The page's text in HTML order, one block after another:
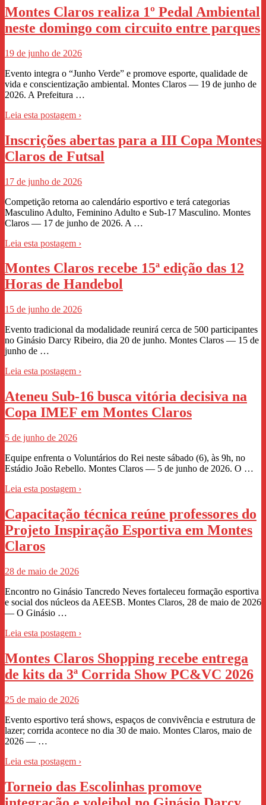
Montes Claros realiza 1º Pedal Ambiental
neste domingo com circuito entre parques
19 de junho de 2026
Evento integra o “Junho Verde” e promove esporte, qualidade de
vida e conscientização ambiental. Montes Claros — 19 de junho de
2026. A Prefeitura …
Leia esta postagem ›
Inscrições abertas para a III Copa Montes
Claros de Futsal
17 de junho de 2026
Competição retorna ao calendário esportivo e terá categorias
Masculino Adulto, Feminino Adulto e Sub-17 Masculino. Montes
Claros — 17 de junho de 2026. A …
Leia esta postagem ›
Montes Claros recebe 15ª edição das 12
Horas de Handebol
15 de junho de 2026
Evento tradicional da modalidade reunirá cerca de 500 participantes
no Ginásio Darcy Ribeiro, dia 20 de junho. Montes Claros — 15 de
junho de …
Leia esta postagem ›
Ateneu Sub-16 busca vitória decisiva na
Copa IMEF em Montes Claros
5 de junho de 2026
Equipe enfrenta o Voluntários do Rei neste sábado (6), às 9h, no
Estádio João Rebello. Montes Claros — 5 de junho de 2026. O …
Leia esta postagem ›
Capacitação técnica reúne professores do
Projeto Inspiração Esportiva em Montes
Claros
28 de maio de 2026
Encontro no Ginásio Tancredo Neves fortaleceu formação esportiva
e social dos núcleos da AEESB. Montes Claros, 28 de maio de 2026
— O Ginásio …
Leia esta postagem ›
Montes Claros Shopping recebe entrega
de kits da 3ª Corrida Show PC&VC 2026
25 de maio de 2026
Evento esportivo terá shows, espaços de convivência e estrutura de
lazer; corrida acontece no dia 30 de maio. Montes Claros, maio de
2026 — …
Leia esta postagem ›
Torneio das Escolinhas promove